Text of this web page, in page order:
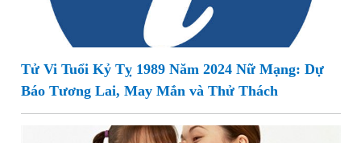
Tử Vi Tuổi Kỷ Tỵ 1989 Năm 2024 Nữ Mạng: Dự
Báo Tương Lai, May Mắn và Thử Thách